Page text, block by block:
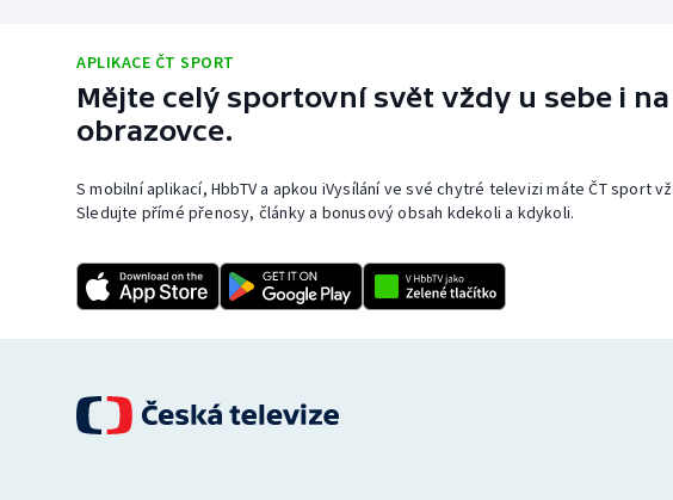
APLIKACE ČT SPORT
Mějte celý sportovní svět vždy u sebe i
obrazovce.
S mobilní aplikací, HbbTV a apkou iVysílání ve své chytré televizi máte ČT sport
Sledujte přímé přenosy, články a bonusový obsah kdekoli a kdykoli.